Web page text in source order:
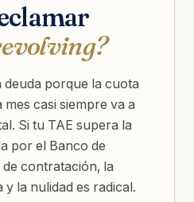
porque la cuota
mes casi siempre va a
Si tu TAE supera la
por el Banco de
contratación, la
la nulidad es radical.